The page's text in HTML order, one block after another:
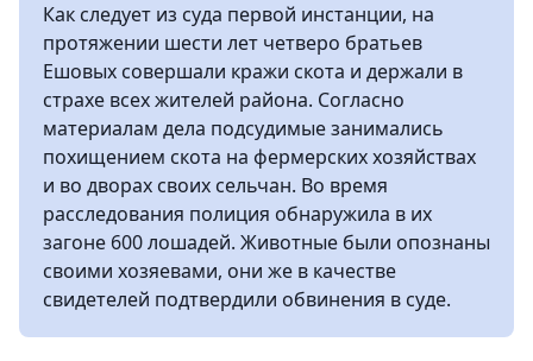
Как следует из суда первой инстанции, на
протяжении шести лет четверо братьев
Ешовых совершали кражи скота и держали в
страхе всех жителей района. Согласно
материалам дела подсудимые занимались
похищением скота на фермерских хозяйствах
и во дворах своих сельчан. Во время
расследования полиция обнаружила в их
загоне 600 лошадей. Животные были опознаны
своими хозяевами, они же в качестве
свидетелей подтвердили обвинения в суде.